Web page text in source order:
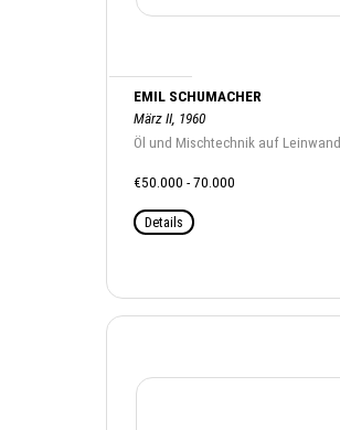
EMIL SCHUMACHER
März II, 1960
Öl und Mischtechnik auf Leinwand
€50.000 - 70.000
Details